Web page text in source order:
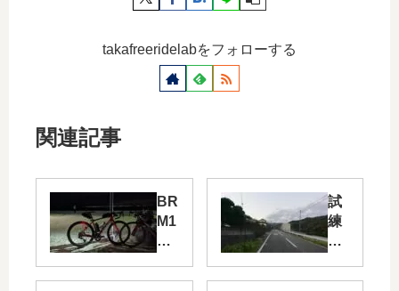
takafreeridelabをフォローする
関連記事
BR
M1
27
佐
試
練
だ
け